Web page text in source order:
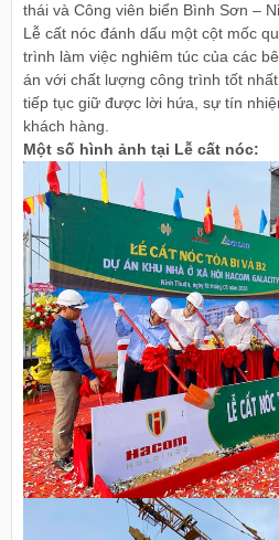
thái và Công viên biển Bình Sơn –
Lễ cất nóc đánh dấu một cột mốc
trình làm việc nghiêm túc của các
án với chất lượng công trình tốt
tiếp tục giữ được lời hứa, sự tín
khách hàng.
Một số hình ảnh tại Lễ cất nóc: